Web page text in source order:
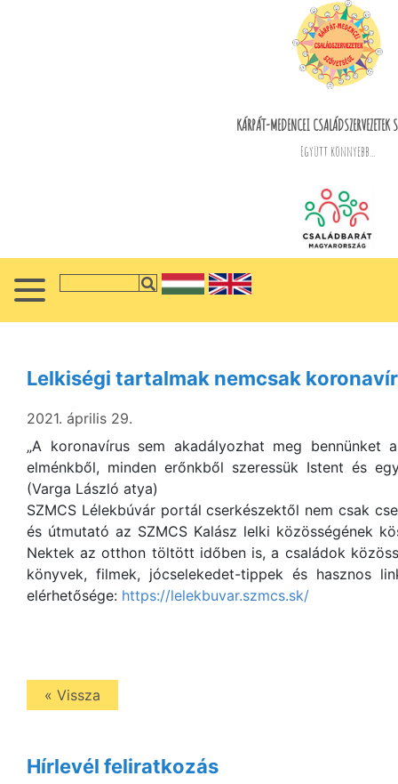
KÁRPÁT-MEDENCEI CSALÁDSZERVEZETEK
Együtt könnyebb...
Lelkiségi tartalmak nemcsak
2021. április 29.
„A koronavírus sem akadályozhat meg bennünket
elménkből, minden erőnkből szeressük Istent és
(Varga László atya)
SZMCS Lélekbúvár portál cserkészektől nem csak
és útmutató az SZMCS Kalász lelki közösségének
Nektek az otthon töltött időben is, a családok
könyvek, filmek, jócselekedet-tippek és hasznos
elérhetősége: https://lelekbuvar.szmcs.sk/
« Vissza
Hírlevél feliratkozás